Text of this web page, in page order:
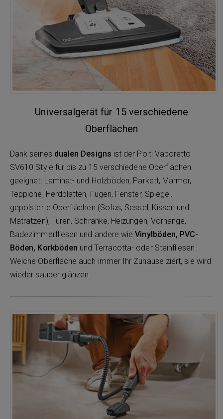
Universalgerät für 15 verschiedene
Oberflächen
Dank seines dualen Designs ist der Polti Vaporetto
SV610 Style für bis zu 15 verschiedene Oberflächen
geeignet: Laminat- und Holzböden, Parkett, Marmor,
Teppiche, Herdplatten, Fugen, Fenster, Spiegel,
gepolsterte Oberflächen (Sofas, Sessel, Kissen und
Matratzen), Türen, Schränke, Heizungen, Vorhänge,
Badezimmerfliesen und andere wieVinylböden, PVC-
Böden, Korkböden und Terracotta- oder Steinfliesen.
Welche Oberfläche auch immer Ihr Zuhause ziert, sie wird
wieder sauber glänzen.